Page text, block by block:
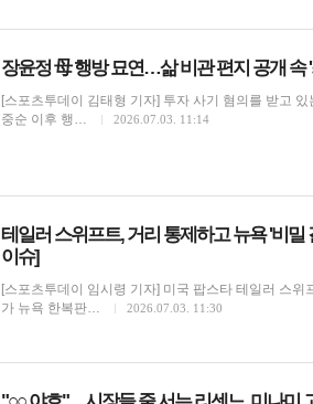
연예 스포츠 라이프 포토
장윤정 母 행방 묘연…삶 비관 편지 공개 속
[스포츠투데이 김태형 기자] 투자 사기 혐의를 받고
중순 이후 행…
2026.07.03. 11:14
테일러 스위프트, 거리 통제하고 뉴욕 '비
이슈]
[스포츠투데이 임시령 기자] 미국 팝스타 테일러 스
가 뉴욕 한복판…
2026.07.03. 11:30